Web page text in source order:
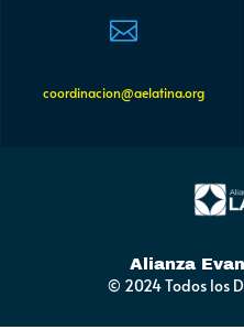

coordinacion@aelatina.org
Alianza
© 2024 Todos los